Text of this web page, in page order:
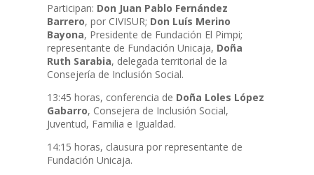
Participan: Don Juan Pablo Fernández
Barrero, por CIVISUR; Don Luís Merino
Bayona, Presidente de Fundación El Pimpi;
representante de Fundación Unicaja, Doña
Ruth Sarabia, delegada territorial de la
Consejería de Inclusión Social.
13:45 horas, conferencia de Doña Loles López
Gabarro, Consejera de Inclusión Social,
Juventud, Familia e Igualdad.
14:15 horas, clausura por representante de
Fundación Unicaja.